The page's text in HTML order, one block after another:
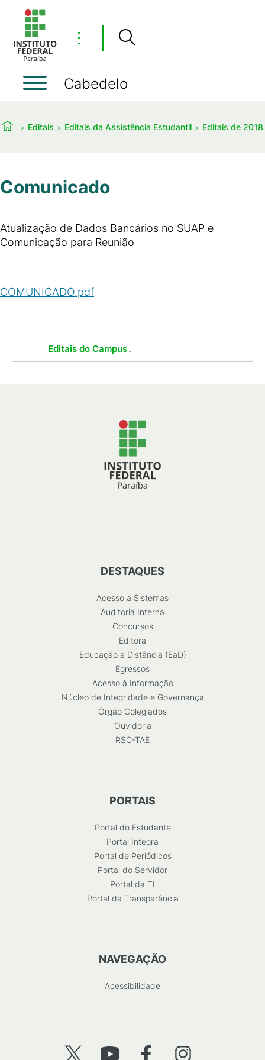
⋮
Cabedelo
Editais Editais da Assistência Estudantil Editais de 2018
Comunicado
Atualização de Dados Bancários no SUAP e
Comunicação para Reunião
COMUNICADO.pdf
Editais do Campus.
DESTAQUES
Acesso a Sistemas
Auditoria Interna
Concursos
Editora
Educação a Distância (EaD)
Egressos
Acesso à Informação
Núcleo de Integridade e Governança
Órgão Colegiados
Ouvidoria
RSC-TAE
PORTAIS
Portal do Estudante
Portal Integra
Portal de Periódicos
Portal do Servidor
Portal da TI
Portal da Transparência
NAVEGAÇÃO
Acessibilidade